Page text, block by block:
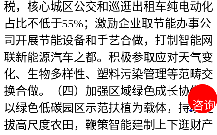
咨询
咨询
税，核心城区公交和巡逛出租车纯电动化
占比不低于55%；激励企业取节能办事公
司开展节能设备和手艺合做，打制智能网
联新能源汽车之都。积极参取应对天气变
化、生物多样性、塑料污染管理等范畴交
换合做。（四）加强区域绿色成长协做。
以绿色低碳园区示范扶植为载体，持续提
拔高尺度农田，鞭策智能建制上下逛财产